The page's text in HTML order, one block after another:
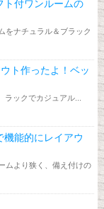
ト付ワンルームの
をナチュラル＆ブラック
ト作ったよ！ベッ
ックでカジュアル...
能的にレイアウ
ムより狭く、備え付けの